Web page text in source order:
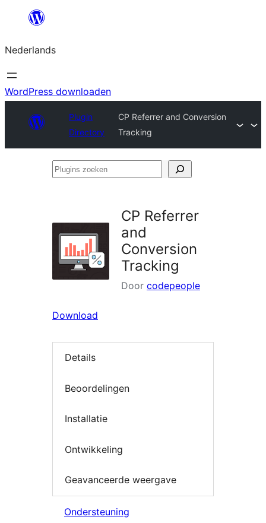
de
inhoud
Nederlands
WordPress downloaden
Plugin
Directory
CP Referrer and Conversion
Tracking
Plugins
CP Referrer
and
Conversion
Tracking
Door codepeople
Download
Details
Beoordelingen
Installatie
Ontwikkeling
Geavanceerde weergave
Ondersteuning